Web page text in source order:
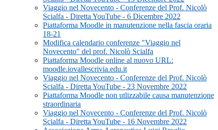
Viaggio nel Novecento - Conferenze del Prof. Nicolò
Scialfa - Diretta YouTube - 6 Dicembre 2022
Piattaforma Moodle in manutenzione nella fascia oraria
18-21
Modifica calendario conferenze "Viaggio nel
Novecento" del prof. Nicolò Scialfa
Piattaforma Moodle online al nuovo URL:
moodle.iovallescrivia.edu.it
Viaggio nel Novecento - Conferenze del Prof. Nicolò
Scialfa - Diretta YouTube - 23 Novembre 2022
Piattaforma Moodle non utlizzabile causa manutenzione
straordinaria
Viaggio nel Novecento - Conferenze del Prof. Nicolò
Scialfa - Diretta YouTube - 16 Novembre 2022